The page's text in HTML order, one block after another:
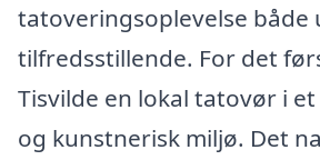
tatoveringsoplevelse både
tilfredsstillende. For det
Tisvilde en lokal tatovør i
og kunstnerisk miljø. Det